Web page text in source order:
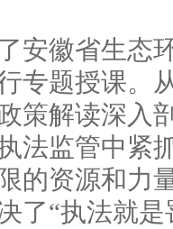
徽省生态
专题授课。
策解读深入
法监管中紧
的资源和力
了“执法就